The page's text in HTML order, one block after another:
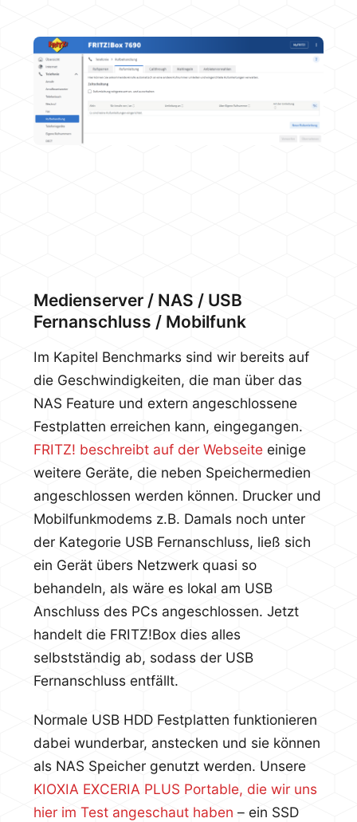
Medienserver / NAS / USB
Fernanschluss / Mobilfunk
Im Kapitel Benchmarks sind wir bereits auf
die Geschwindigkeiten, die man über das
NAS Feature und extern angeschlossene
Festplatten erreichen kann, eingegangen.
FRITZ! beschreibt auf der Webseiteeinige
weitere Geräte, die neben Speichermedien
angeschlossen werden können. Drucker und
Mobilfunkmodems z.B. Damals noch unter
der Kategorie USB Fernanschluss, ließ sich
ein Gerät übers Netzwerk quasi so
behandeln, als wäre es lokal am USB
Anschluss des PCs angeschlossen. Jetzt
handelt die FRITZ!Box dies alles
selbstständig ab, sodass der USB
Fernanschluss entfällt.
Normale USB HDD Festplatten funktionieren
dabei wunderbar, anstecken und sie können
als NAS Speicher genutzt werden. Unsere
KIOXIA EXCERIA PLUS Portable, die wir uns
hier im Test angeschaut haben – ein SSD